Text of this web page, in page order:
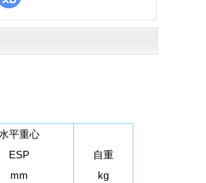
水平重心
ESP
mm
自重
kg